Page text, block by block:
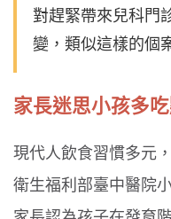
對趕緊帶來兒科門
變，類似這樣的個
家長迷思小孩多
現代人飲食習慣多元
衛生福利部臺中醫院